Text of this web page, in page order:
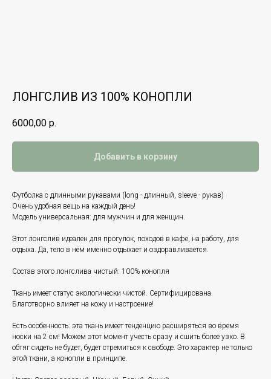
ЛОНГСЛИВ ИЗ 100% КОНОПЛИ
6000,00 р.
Добавить в корзину
Футболка с длинными рукавами (long - длинный, sleeve - рукав)
Очень удобная вещь на каждый день!
Модель универсальная: для мужчин и для женщин.
Этот лонгслив идеален для прогулок, походов в кафе, на работу, для
отдыха. Да, тело в нём именно отдыхает и оздоравливается.
Состав этого лонгслива чистый: 100% конопля
Ткань имеет статус экологически чистой. Сертифицирована.
Благотворно влияет на кожу и настроение!
Есть особенность: эта ткань имеет тенденцию расширяться во время
носки на 2 см! Можем этот момент учесть сразу и сшить более узко. В
обтяг сидеть не будет, будет стремиться к свободе. Это характер не только
этой ткани, а конопли в принципе.